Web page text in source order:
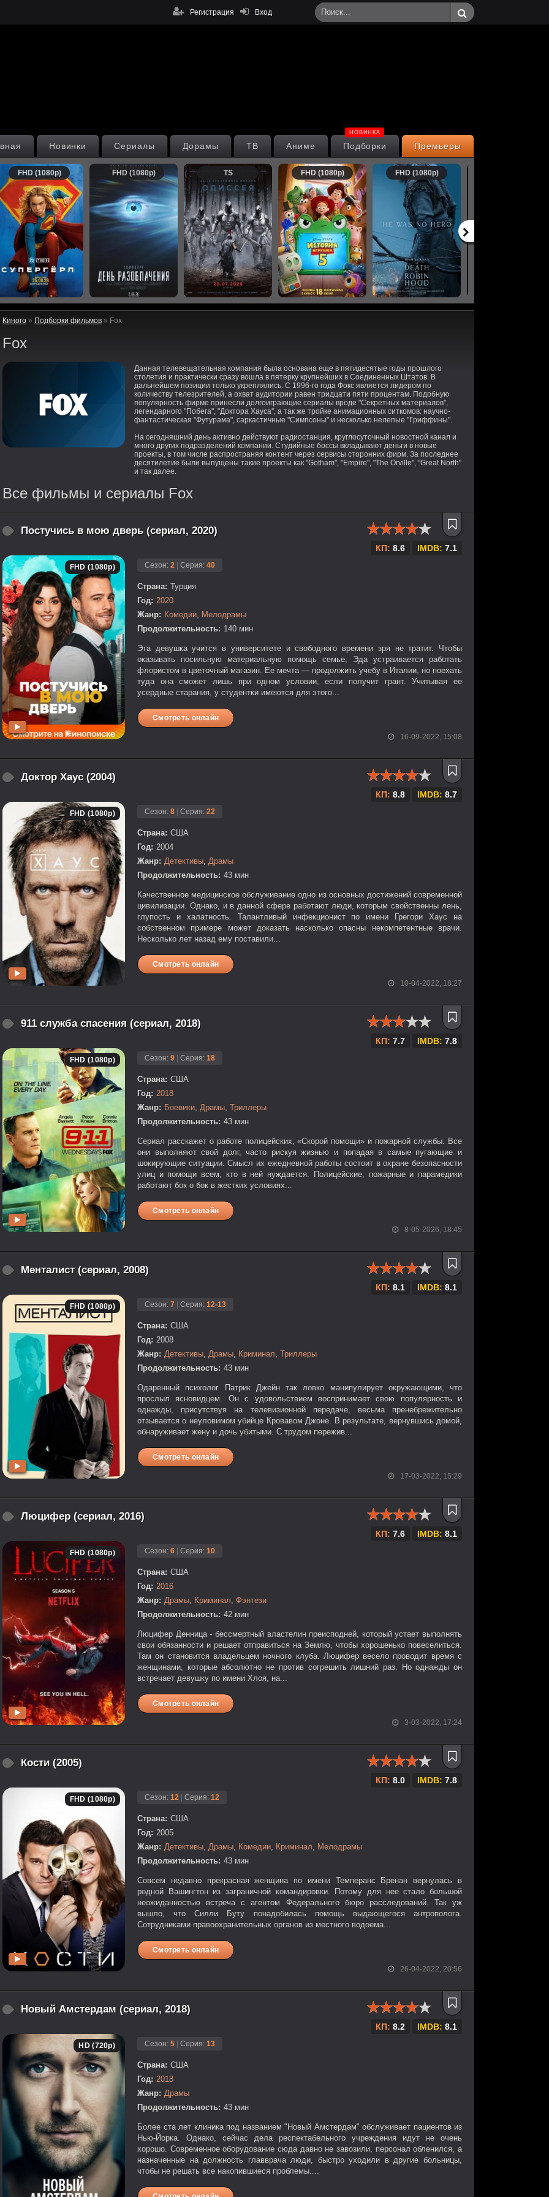
Вход
Регистрация
Премьеры
Подборки
НОВИНКА
Аниме
ТВ
Дорамы
Сериалы
Новинки
FHD (1080p) FHD (1080p) TS FHD (1080p) FHD (1080p)
Киного » Подборки фильмов » Fox
Fox
Данная телевещательная компания была основана еще в пятидесятые годы прошлого
столетия и практически сразу вошла в пятерку крупнейших в Соединенных Штатов. В
дальнейшем позиции только укреплялись. С 1996-го года Фокс является лидером по
количеству телезрителей, а охват аудитории равен тридцати пяти процентам. Подобную
популярность фирме принесли долгоиграющие сериалы вроде "Секретных материалов",
легендарного "Побега", "Доктора Хауса", а так же тройке анимационных ситкомов: научно-
фантастическая "Футурама", саркастичные "Симпсоны" и несколько нелепые "Гриффины".
На сегодняшний день активно действуют радиостанция, круглосуточный новостной канал и
много других подразделений компании. Студийные боссы вкладывают деньги в новые
проекты, в том числе распространяя контент через сервисы сторонних фирм. За последнее
десятилетие были выпущены такие проекты как "Gotham", "Empire", "The Orville", "Great North"
и так далее.
Все фильмы и сериалы Fox
Постучись в мою дверь (сериал, 2020)
КП: 8.6 IMDB: 7.1
16-09-2022, 15:08
FHD (1080p) Сезон: 2 Серия: 40
Страна: Турция
Год: 2020
Жанр: Комедии, Мелодрамы
Продолжительность: 140 мин
Эта девушка учится в университете и свободного времени зря не тратит. Чтобы
оказывать посильную материальную помощь семье, Эда устраивается работать
флористом в цветочный магазин. Ее мечта — продолжить учебу в Италии, но поехать
туда она сможет лишь при одном условии, если получит грант. Учитывая ее
усердные старания, у студентки имеются для этого...
Смотреть онлайн
Доктор Хаус (2004)
КП: 8.8 IMDB: 8.7
10-04-2022, 18:27
FHD (1080p) Сезон: 8 Серия: 22
Страна: США
Год: 2004
Жанр: Детективы, Драмы
Продолжительность: 43 мин
Качественное медицинское обслуживание одно из основных достижений современной
цивилизации. Однако, и в данной сфере работают люди, которым свойственны лень,
глупость и халатность. Талантливый инфекционист по имени Грегори Хаус на
собственном примере может доказать насколько опасны некомпетентные врачи.
Несколько лет назад ему поставили...
Смотреть онлайн
911 служба спасения (сериал, 2018)
КП: 7.7 IMDB: 7.8
8-05-2026, 18:45
FHD (1080p) Сезон: 9 Серия: 18
Страна: США
Год: 2018
Жанр: Боевики, Драмы, Триллеры
Продолжительность: 43 мин
Сериал расскажет о работе полицейских, «Скорой помощи» и пожарной службы. Все
они выполняют свой долг, часто рискуя жизнью и попадая в самые пугающие и
шокирующие ситуации. Смысл их ежедневной работы состоит в охране безопасности
улиц и помощи всем, кто в ней нуждается. Полицейские, пожарные и парамедики
работают бок о бок в жестких условиях...
Смотреть онлайн
Менталист (сериал, 2008)
КП: 8.1 IMDB: 8.1
17-03-2022, 15:29
FHD (1080p) Сезон: 7 Серия: 12-13
Страна: США
Год: 2008
Жанр: Детективы, Драмы, Криминал, Триллеры
Продолжительность: 43 мин
Одаренный психолог Патрик Джейн так ловко манипулирует окружающими, что
прослыл ясновидцем. Он с удовольствием воспринимает свою популярность и
однажды, присутствуя на телевизионной передаче, весьма пренебрежительно
отзывается о неуловимом убийце Кровавом Джоне. В результате, вернувшись домой,
обнаруживает жену и дочь убитыми. С трудом пережив...
Смотреть онлайн
Люцифер (сериал, 2016)
КП: 7.6 IMDB: 8.1
3-03-2022, 17:24
FHD (1080p) Сезон: 6 Серия: 10
Страна: США
Год: 2016
Жанр: Драмы, Криминал, Фэнтези
Продолжительность: 42 мин
Люцифер Денница - бессмертный властелин преисподней, который устает выполнять
свои обязанности и решает отправиться на Землю, чтобы хорошенько повеселиться.
Там он становится владельцем ночного клуба. Люцифер весело проводит время с
женщинами, которые абсолютно не против согрешить лишний раз. Но однажды он
встречает девушку по имени Хлоя, на...
Смотреть онлайн
Кости (2005)
КП: 8.0 IMDB: 7.8
26-04-2022, 20:56
FHD (1080p) Сезон: 12 Серия: 12
Страна: США
Год: 2005
Жанр: Детективы, Драмы, Комедии, Криминал, Мелодрамы
Продолжительность: 43 мин
Совсем недавно прекрасная женщина по имени Темперанс Бренан вернулась в
родной Вашингтон из заграничной командировки. Потому для нее стало большой
неожиданностью встреча с агентом Федерального бюро расследований. Так уж
вышло, что Силли Буту понадобилась помощь выдающегося антрополога.
Сотрудниками правоохранительных органов из местного водоема...
Смотреть онлайн
Новый Амстердам (сериал, 2018)
КП: 8.2 IMDB: 8.1
HD (720p) Сезон: 5 Серия: 13
Страна: США
Год: 2018
Жанр: Драмы
Продолжительность: 43 мин
Более ста лет клиника под названием "Новый Амстердам" обслуживает пациентов из
Нью-Йорка. Однако, сейчас дела респектабельного учреждения идут не очень
хорошо. Современное оборудование сюда давно не завозили, персонал обленился, а
назначенные на должность главврача люди, быстро уходили в другие больницы,
чтобы не решать все накопившиеся проблемы....